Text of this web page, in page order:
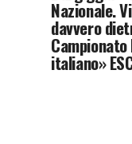
Nazionale.
davvero
italiano»